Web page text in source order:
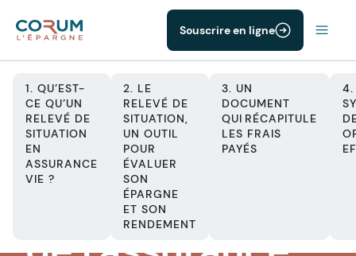
Souscrire en ligne
1. QU’EST-
CE QU’UN
RELEVÉ DE
SITUATION
EN
ASSURANCE
VIE ?
2. LE
RELEVÉ DE
SITUATION,
UN OUTIL
POUR
ÉVALUER
SON
ÉPARGNE
ET SON
RENDEMENT
3. UN
DOCUMENT
QUI RÉCAPITULE
LES FRAIS
PAYÉS
4.
ASSURANCE VIE
Le relevé de
situation annuel